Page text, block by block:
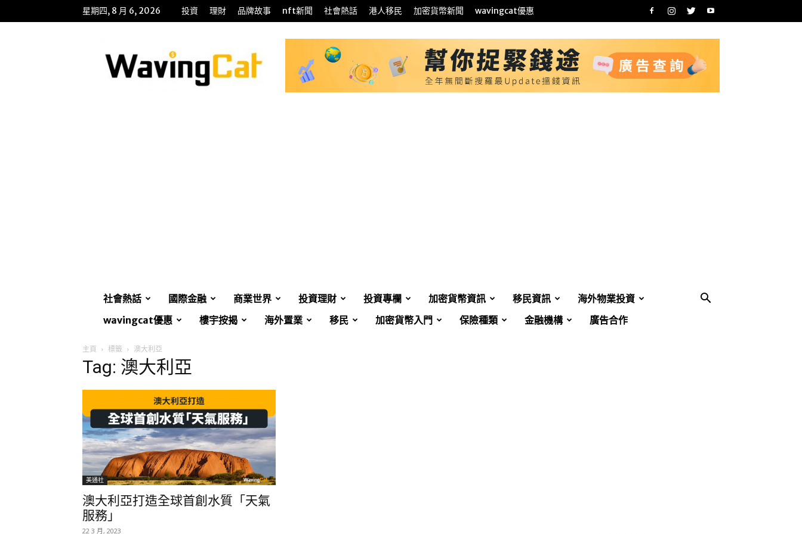
星期四, 8 月 6, 2026 投資 理財 品牌故事 nft新聞 社會熱話 港人移民 加密貨幣新聞 wavingcat優惠
招
財
貓
社會熱話 國際金融 商業世界 投資理財 投資專欄 加密貨幣資訊 移民資訊
海外物業投資
wavingcat優惠
樓宇按揭 海外置業 移民 加密貨幣入門 保險種類 金融機構 廣告合作
主頁 標籤 澳大利亞
Tag: 澳大利亞
美通社
澳大利亞打造全球首創水質「天氣
服務」
22 3 月, 2023